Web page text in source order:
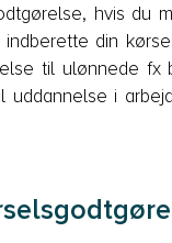
hvis du
din
til ulønnede fx
uddannelse i